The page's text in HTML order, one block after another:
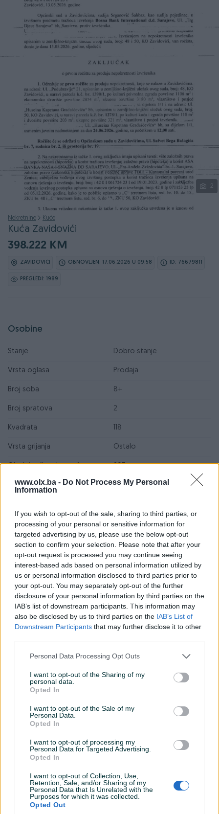
www.olx.ba - Do Not Process My Personal
Information
If you wish to opt-out of the sale, sharing to third parties, or
processing of your personal or sensitive information for
targeted advertising by us, please use the below opt-out
section to confirm your selection. Please note that after your
opt-out request is processed you may continue seeing
interest-based ads based on personal information utilized by
us or personal information disclosed to third parties prior to
your opt-out. You may separately opt-out of the further
disclosure of your personal information by third parties on the
IAB’s list of downstream participants. This information may
also be disclosed by us to third parties on the IAB’s List of
Downstream Participants that may further disclose it to other
Personal Data Processing Opt Outs
I want to opt-out of the Sharing of my
personal data.
Opted In
I want to opt-out of the Sale of my
Personal Data.
Opted In
I want to opt-out of processing my
Personal Data for Targeted Advertising.
Opted In
I want to opt-out of Collection, Use,
Retention, Sale, and/or Sharing of my
Personal Data that Is Unrelated with the
Purposes for which it was collected.
Opted Out
Podijeli
2
Nekretnine Kuće
Kuća Zavidovići
398.222 KM
ZAVIDOVIĆI OBNOVLJEN: 17.06.2026 U 09:58 ID: 76679811
PREGLEDI: 1989
Osobine
Stanje Dobro stanje
Vrsta oglasa Prodaja
Broj soba 8+
Broj spratova 2
Kvadrata 118
Vrsta grijanja Ostalo
Okućnica (kvadratura) 203
Adresa
ul Husein Kapetana
Godina izgradnje 2000 do 2009
Datum objave 18.05.2026
Lokacija nekretnine
Detaljni opis